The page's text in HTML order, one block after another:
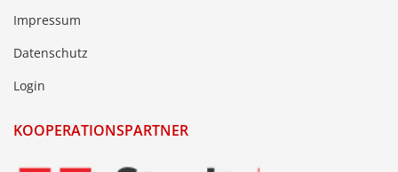
Impressum
Datenschutz
Login
KOOPERATIONSPARTNER